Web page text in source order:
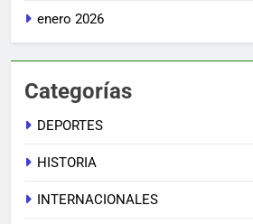
enero 2026
Categorías
DEPORTES
HISTORIA
INTERNACIONALES